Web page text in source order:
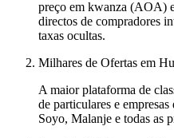
preço em kwanza (AOA)
directos de compradores
taxas ocultas.
Milhares de Ofertas em
A maior plataforma de
de particulares e
Soyo, Malanje e todas as